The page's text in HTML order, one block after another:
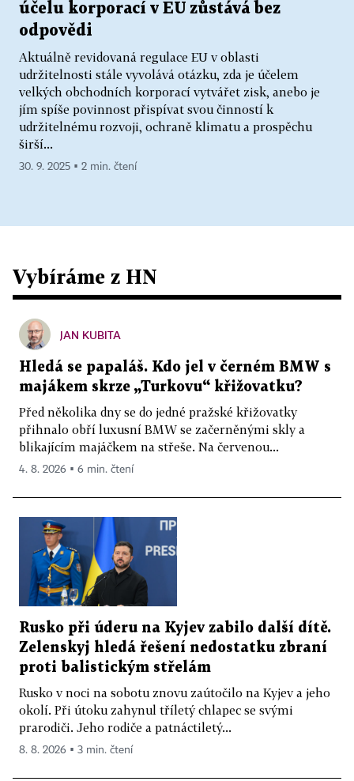
účelu korporací v EU zůstává bez
odpovědi
Aktuálně revidovaná regulace EU v oblasti
udržitelnosti stále vyvolává otázku, zda je účelem
velkých obchodních korporací vytvářet zisk, anebo je
jím spíše povinnost přispívat svou činností k
udržitelnému rozvoji, ochraně klimatu a prospěchu
širší...
30. 9. 2025 ▪ 2 min. čtení
Vybíráme z HN
JAN KUBITA
Hledá se papaláš. Kdo jel v černém BMW s
majákem skrze „Turkovu“ křižovatku?
Před několika dny se do jedné pražské křižovatky
přihnalo obří luxusní BMW se začerněnými skly a
blikajícím majáčkem na střeše. Na červenou...
4. 8. 2026 ▪ 6 min. čtení
Rusko při úderu na Kyjev zabilo další dítě.
Zelenskyj hledá řešení nedostatku zbraní
proti balistickým střelám
Rusko v noci na sobotu znovu zaútočilo na Kyjev a jeho
okolí. Při útoku zahynul tříletý chlapec se svými
prarodiči. Jeho rodiče a patnáctiletý...
8. 8. 2026 ▪ 3 min. čtení